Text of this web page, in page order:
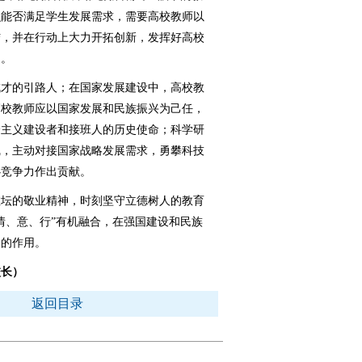
否满足学生发展需求，需要高校教师以
并在行动上大力开拓创新，发挥好高校
引路人；在国家发展建设中，高校教
教师应以国家发展和民族振兴为己任，
义建设者和接班人的历史使命；科学研
主动对接国家战略发展需求，勇攀科技
争力作出贡献。
敬业精神，时刻坚守立德树人的教育
意、行”有机融合，在强国建设和民族
作用。
）
返回目录